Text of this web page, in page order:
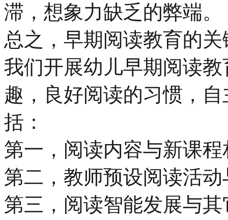
滞，想象力缺乏的弊端。
总之，早期阅读教育的
我们开展幼儿早期阅读
趣，良好阅读的习惯，
括：
第一，阅读内容与新课
第二，教师预设阅读活
第三，阅读智能发展与